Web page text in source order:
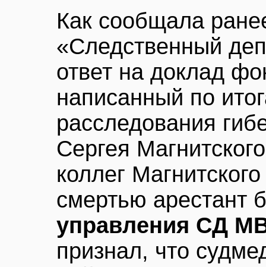
Как сообщала
«Следственный
ответ на доклад
написанный по
расследования
Сергея
коллег
смертью арестант
управления СД
признал, что